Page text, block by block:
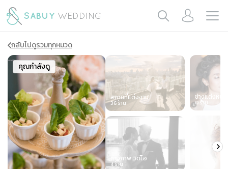
กลับไปดูรวมทุกหมวด
คุณกำลังดู Slide 1 of 7
สถานที่แต่งงาน
36 ร้าน
ช่างภาพ วิดีโอ
4ร้าน
ช่างแต่งหน้า
0 ร้าน